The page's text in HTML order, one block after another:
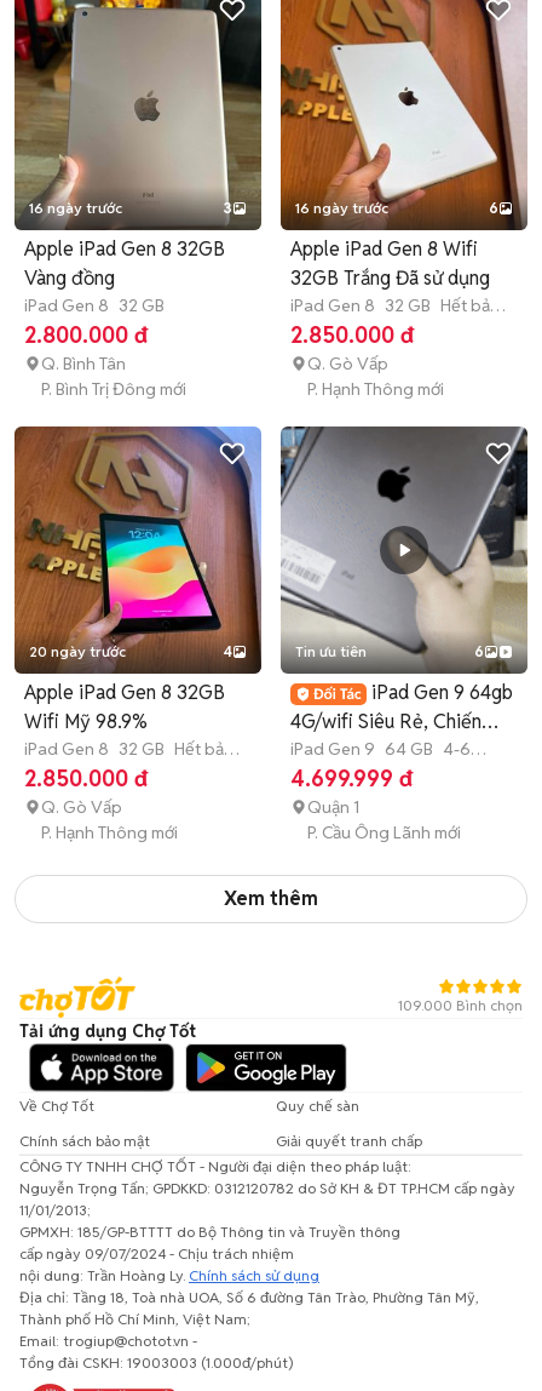
16 ngày trước 3
Apple iPad Gen 8 32GB
Vàng đồng
iPad Gen 8 32 GB
2.800.000 đ
Q. Bình Tân
P. Bình Trị Đông mới
16 ngày trước 6
Apple iPad Gen 8 Wifi
32GB Trắng Đã sử dụng
iPad Gen 8 32 GB Hết bảo
hành
2.850.000 đ
Q. Gò Vấp
P. Hạnh Thông mới
20 ngày trước 4
Apple iPad Gen 8 32GB
Wifi Mỹ 98.9%
iPad Gen 8 32 GB Hết bảo
hành
2.850.000 đ
Q. Gò Vấp
P. Hạnh Thông mới
Tin ưu tiên 6
iPad Gen 9 64gb
4G/wifi Siêu Rẻ, Chiến
Game Ngon 🔥
iPad Gen 9 64 GB 4-6
tháng
4.699.999 đ
Quận 1
P. Cầu Ông Lãnh mới
Xem thêm
109.000 Bình chọn
Tải ứng dụng Chợ Tốt
Về Chợ Tốt
Quy chế sàn
Chính sách bảo mật
Giải quyết tranh chấp
CÔNG TY TNHH CHỢ TỐT - Người đại diện theo pháp luật:
Nguyễn Trọng Tấn; GPDKKD: 0312120782 do Sở KH & ĐT TP.HCM cấp ngày
11/01/2013;
GPMXH: 185/GP-BTTTT do Bộ Thông tin và Truyền thông
cấp ngày 09/07/2024 - Chịu trách nhiệm
nội dung: Trần Hoàng Ly. Chính sách sử dụng
Địa chỉ: Tầng 18, Toà nhà UOA, Số 6 đường Tân Trào, Phường Tân Mỹ,
Thành phố Hồ Chí Minh, Việt Nam;
Email: trogiup@chotot.vn -
Tổng đài CSKH: 19003003 (1.000đ/phút)